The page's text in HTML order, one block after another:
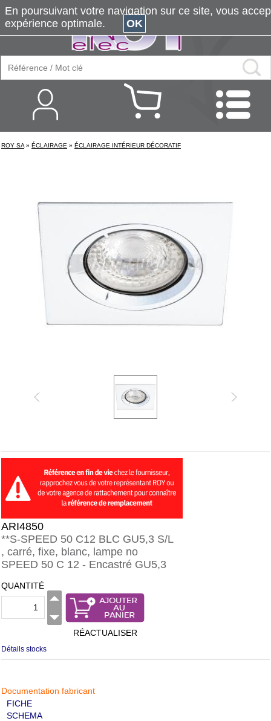
ROY SA » ÉCLAIRAGE » ÉCLAIRAGE INTÉRIEUR DÉCORATIF
ARI4850
**S-SPEED 50 C12 BLC GU5,3 S/L
, carré, fixe, blanc, lampe no
SPEED 50 C 12 - Encastré GU5,3
QUANTITÉ
RÉACTUALISER
Détails stocks
Documentation fabricant
FICHE
SCHEMA
En poursuivant votre navigation sur ce site, vous
expérience optimale.
OK